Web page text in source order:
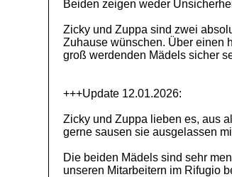
Beiden zeigen weder
Zicky und Zuppa sind zwei
Zuhause wünschen. Über einen
groß werdenden Mädels sicher
+++Update 12.01.2026:
Zicky und Zuppa lieben es, aus
gerne sausen sie ausgelassen
Die beiden Mädels sind sehr
unseren Mitarbeitern im Rifugio